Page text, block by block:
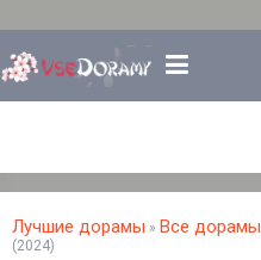
Лучшие дорамы » Все дорамы
(2024)